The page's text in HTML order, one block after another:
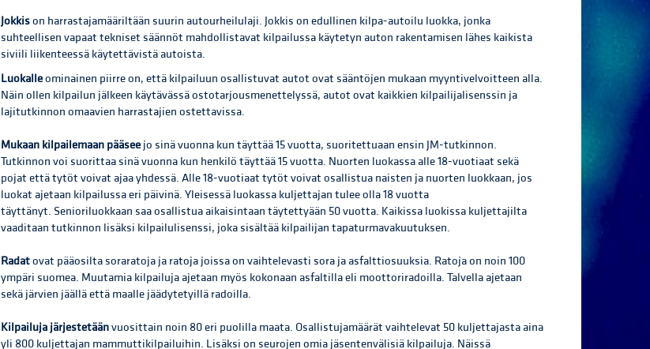
Jokkison harrastajamääriltään suurin autourheilulaji. Jokkis on edullinen kilpa-autoilu luokka, jonka
suhteellisen vapaat tekniset säännöt mahdollistavat kilpailussa käytetyn auton rakentamisen lähes kaikista
siviili liikenteessä käytettävistä autoista.
Luokalleominainen piirre on, että kilpailuun osallistuvat autot ovat sääntöjen mukaan myyntivelvoitteen alla.
Näin ollen kilpailun jälkeen käytävässä ostotarjousmenettelyssä, autot ovat kaikkien kilpailijalisenssin ja
lajitutkinnon omaavien harrastajien ostettavissa.
Mukaan kilpailemaan pääsee jo sinä vuonna kun täyttää 15 vuotta, suoritettuaan ensin JM-tutkinnon.
Tutkinnon voi suorittaa sinä vuonna kun henkilö täyttää 15 vuotta. Nuorten luokassa alle 18-vuotiaat sekä
pojat että tytöt voivat ajaa yhdessä. Alle 18-vuotiaat tytöt voivat osallistua naisten ja nuorten luokkaan, jos
luokat ajetaan kilpailussa eri päivinä. Yleisessä luokassa kuljettajan tulee olla 18 vuotta
täyttänyt. Senioriluokkaan saa osallistua aikaisintaan täytettyään 50 vuotta. Kaikissa luokissa kuljettajilta
vaaditaan tutkinnon lisäksi kilpailulisenssi, joka sisältää kilpailijan tapaturmavakuutuksen.
Radatovat pääosilta soraratoja ja ratoja joissa on vaihtelevasti sora ja asfalttiosuuksia. Ratoja on noin 100
ympäri suomea. Muutamia kilpailuja ajetaan myös kokonaan asfaltilla eli moottoriradoilla. Talvella ajetaan
sekä järvien jäällä että maalle jäädytetyillä radoilla.
Kilpailuja järjestetäänvuosittain noin 80 eri puolilla maata. Osallistujamäärät vaihtelevat 50 kuljettajasta aina
yli 800 kuljettajan mammuttikilpailuihin. Lisäksi on seurojen omia jäsentenvälisiä kilpailuja. Näissä